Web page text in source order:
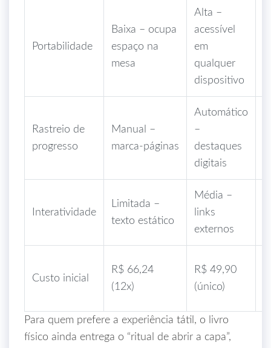
Portabilidade
Baixa – ocupa
espaço na
mesa
Alta –
acessível
em
qualquer
dispositivo
Rastreio de
progresso
Manual –
marca‑páginas
Automático
–
destaques
digitais
Interatividade
Limitada –
texto estático
Média –
links
externos
Custo inicial
R$ 66,24
(12x)
R$ 49,90
(único)
Para quem prefere a experiência tátil, o livro
físico ainda entrega o “ritual de abrir a capa”,